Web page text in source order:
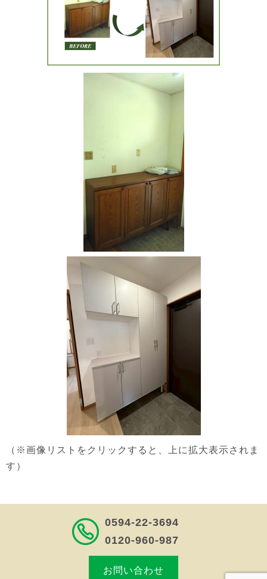
（※画像リストをクリックすると、上に拡大表示されま
す）
0594-22-3694
0120-960-987
お問い合わせ